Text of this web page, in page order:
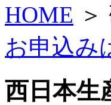
HOME
お申込み
西日本生